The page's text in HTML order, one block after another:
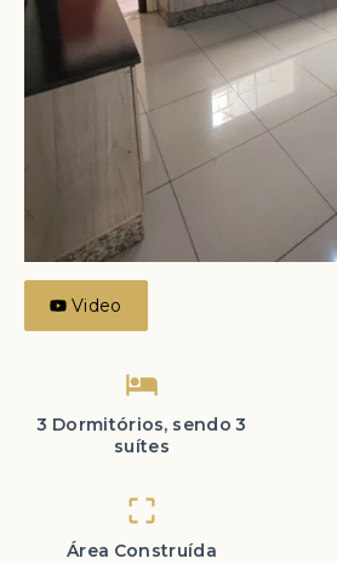
Video
3 Dormitórios, sendo 3
suítes
Área Construída